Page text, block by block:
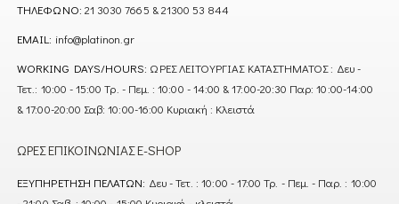
ΤΗΛΈΦΩΝΟ: 21 3030 7665 & 21300 53 844
EMAIL: info@platinon.gr
WORKING DAYS/HOURS: ΩΡΕΣ ΛΕΙΤΟΥΡΓΙΑΣ ΚΑΤΑΣΤΗΜΑΤΟΣ : Δευ -
Τετ.: 10:00 - 15:00 Τρ. - Πεμ. : 10:00 - 14:00 & 17:00-20:30 Παρ: 10:00-14:00
& 17:00-20:00 Σαβ: 10:00-16:00 Κυριακή : Κλειστά
ΏΡΕΣ ΕΠΙΚΟΙΝΩΝΊΑΣ E-SHOP
ΕΞΥΠΗΡΈΤΗΣΗ ΠΕΛΑΤΏΝ: Δευ - Τετ. : 10:00 - 17:00 Τρ. - Πεμ. - Παρ. : 10:00